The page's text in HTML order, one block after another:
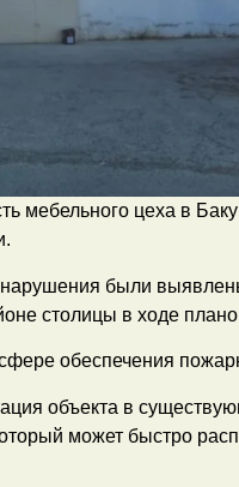
мебельного цеха в Баку
были
столицы в ходе
обеспечения
объекта в
может быстро